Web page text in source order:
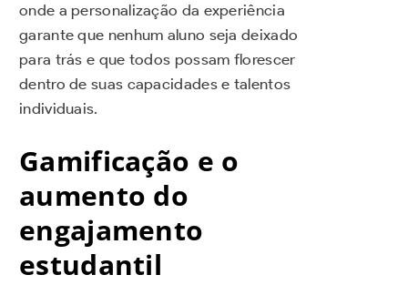
onde a personalização da experiência
garante que nenhum aluno seja deixado
para trás e que todos possam florescer
dentro de suas capacidades e talentos
individuais.
Gamificação e o
aumento do
engajamento
estudantil